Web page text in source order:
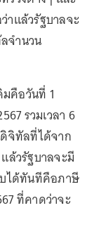
าแล้วรัฐบาลจะ
จำนวน
คือวันที่ 1
รวมเวลา 6
ดิจิทัลที่ได้จาก
ล้วรัฐบาลจะมี
บได้ทันทีคือภาษี
ที่คาดว่าจะ